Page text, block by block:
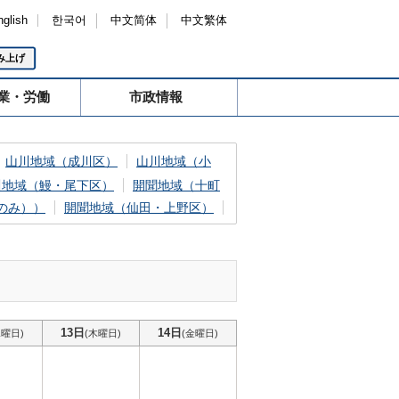
한국어 中文简体 中文繁体
上げ
・労働 市政情報
山川地域（成川区）
山川地域（小
域（鰻・尾下区）
開聞地域（十町
）） 開聞地域（仙田・上野区）
日) 13日 (木曜日) 14日 (金曜日)